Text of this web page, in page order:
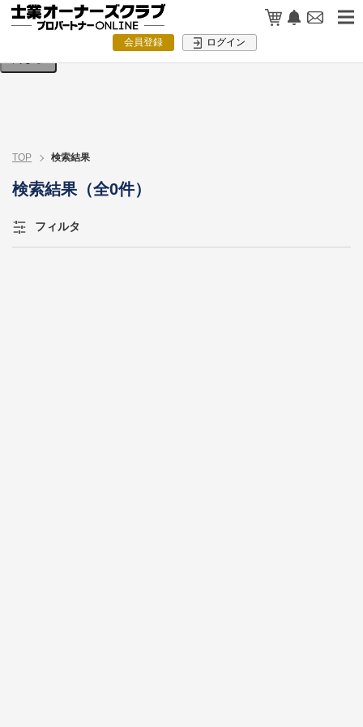
会員登録 ログイン
検索条件を入力してください。
TOP 検索結果
検索結果（全0件）
フィルタ